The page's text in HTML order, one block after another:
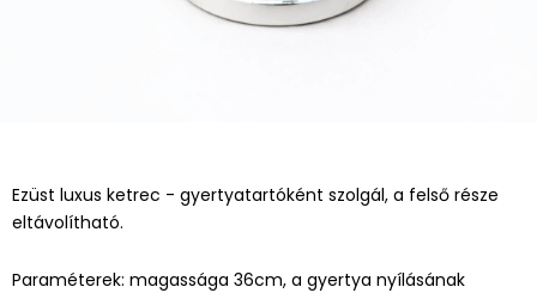
Ezüst luxus ketrec - gyertyatartóként szolgál, a felső része
eltávolítható.
Paraméterek: magassága 36cm, a gyertya nyílásának